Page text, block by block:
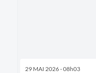
29 MAI 2026 - 08h03